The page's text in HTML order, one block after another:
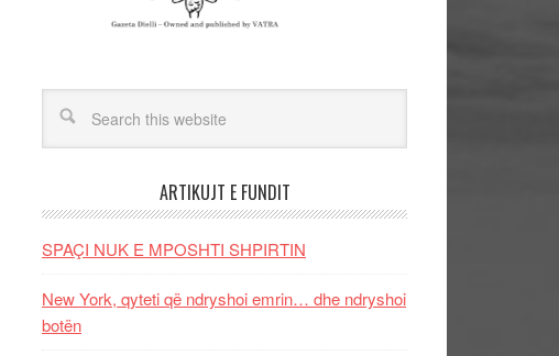
ARTIKUJT E FUNDIT
SPAÇI NUK E MPOSHTI SHPIRTIN
New York, qyteti që ndryshoi emrin… dhe ndryshoi
botën